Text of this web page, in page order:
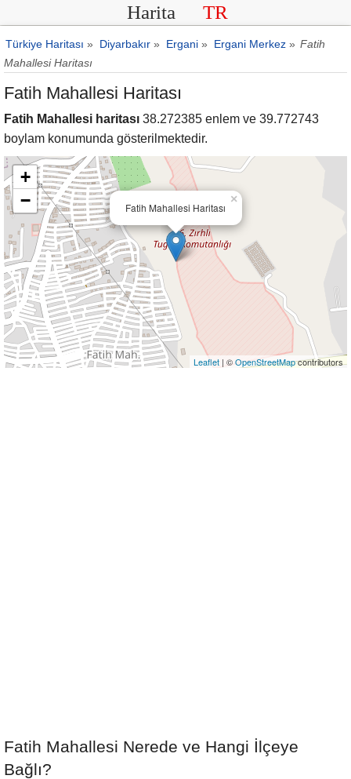
Harita TR
Türkiye Haritası » Diyarbakır » Ergani » Ergani Merkez » Fatih
Mahallesi Haritası
Fatih Mahallesi Haritası
Fatih Mahallesi haritası 38.272385 enlem ve 39.772743
boylam konumunda gösterilmektedir.
Fatih Mahallesi Haritası
×
+
−
Leaflet | ©OpenStreetMapcontributors
Fatih Mahallesi Nerede ve Hangi İlçeye
Bağlı?